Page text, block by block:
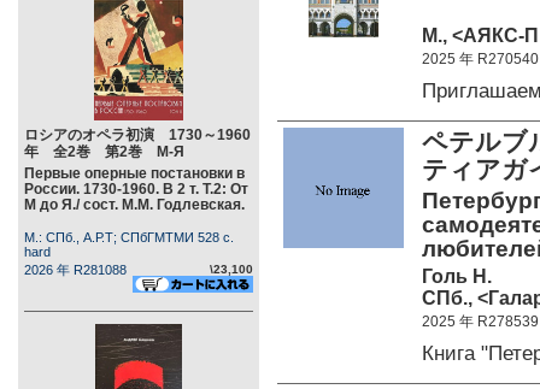
ロシアのオペラ初演 1730～1960
年 全2巻 第2巻 М-Я
Первые оперные постановки в
России. 1730-1960. В 2 т. Т.2: От
М до Я./ сост. М.М. Годлевская.
М.: СПб., А.Р.Т; СПбГМТМИ 528 c.
hard
2026 年 R281088
\23,100
М., <АЯКС-
2025 年 R270540
ペテルブ
ティアガ
Голь Н.
СПб.,
2025 年 R278539
Книга